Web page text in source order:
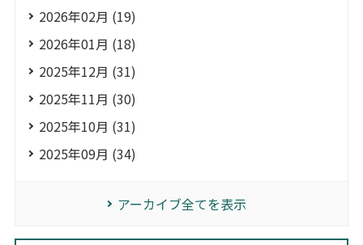
2026年02月 (19)
2026年01月 (18)
2025年12月 (31)
2025年11月 (30)
2025年10月 (31)
2025年09月 (34)
アーカイブ全てを表示